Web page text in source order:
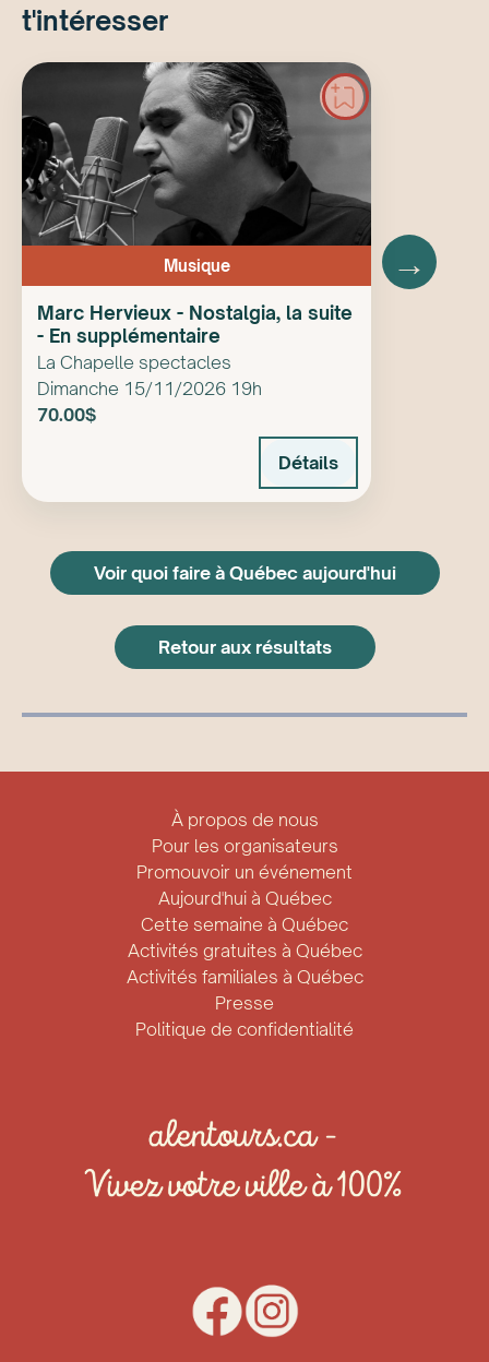
t'intéresser
Musique
Marc Hervieux - Nostalgia, la suite
- En supplémentaire
La Chapelle spectacles
Dimanche 15/11/2026 19h
70.00$
Détails
→
Voir quoi faire à Québec aujourd'hui
Retour aux résultats
À propos de nous
Pour les organisateurs
Promouvoir un événement
Aujourd'hui à Québec
Cette semaine à Québec
Activités gratuites à Québec
Activités familiales à Québec
Presse
Politique de confidentialité